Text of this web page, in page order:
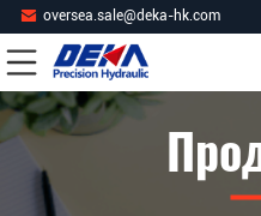
oversea.sale@deka-hk.com